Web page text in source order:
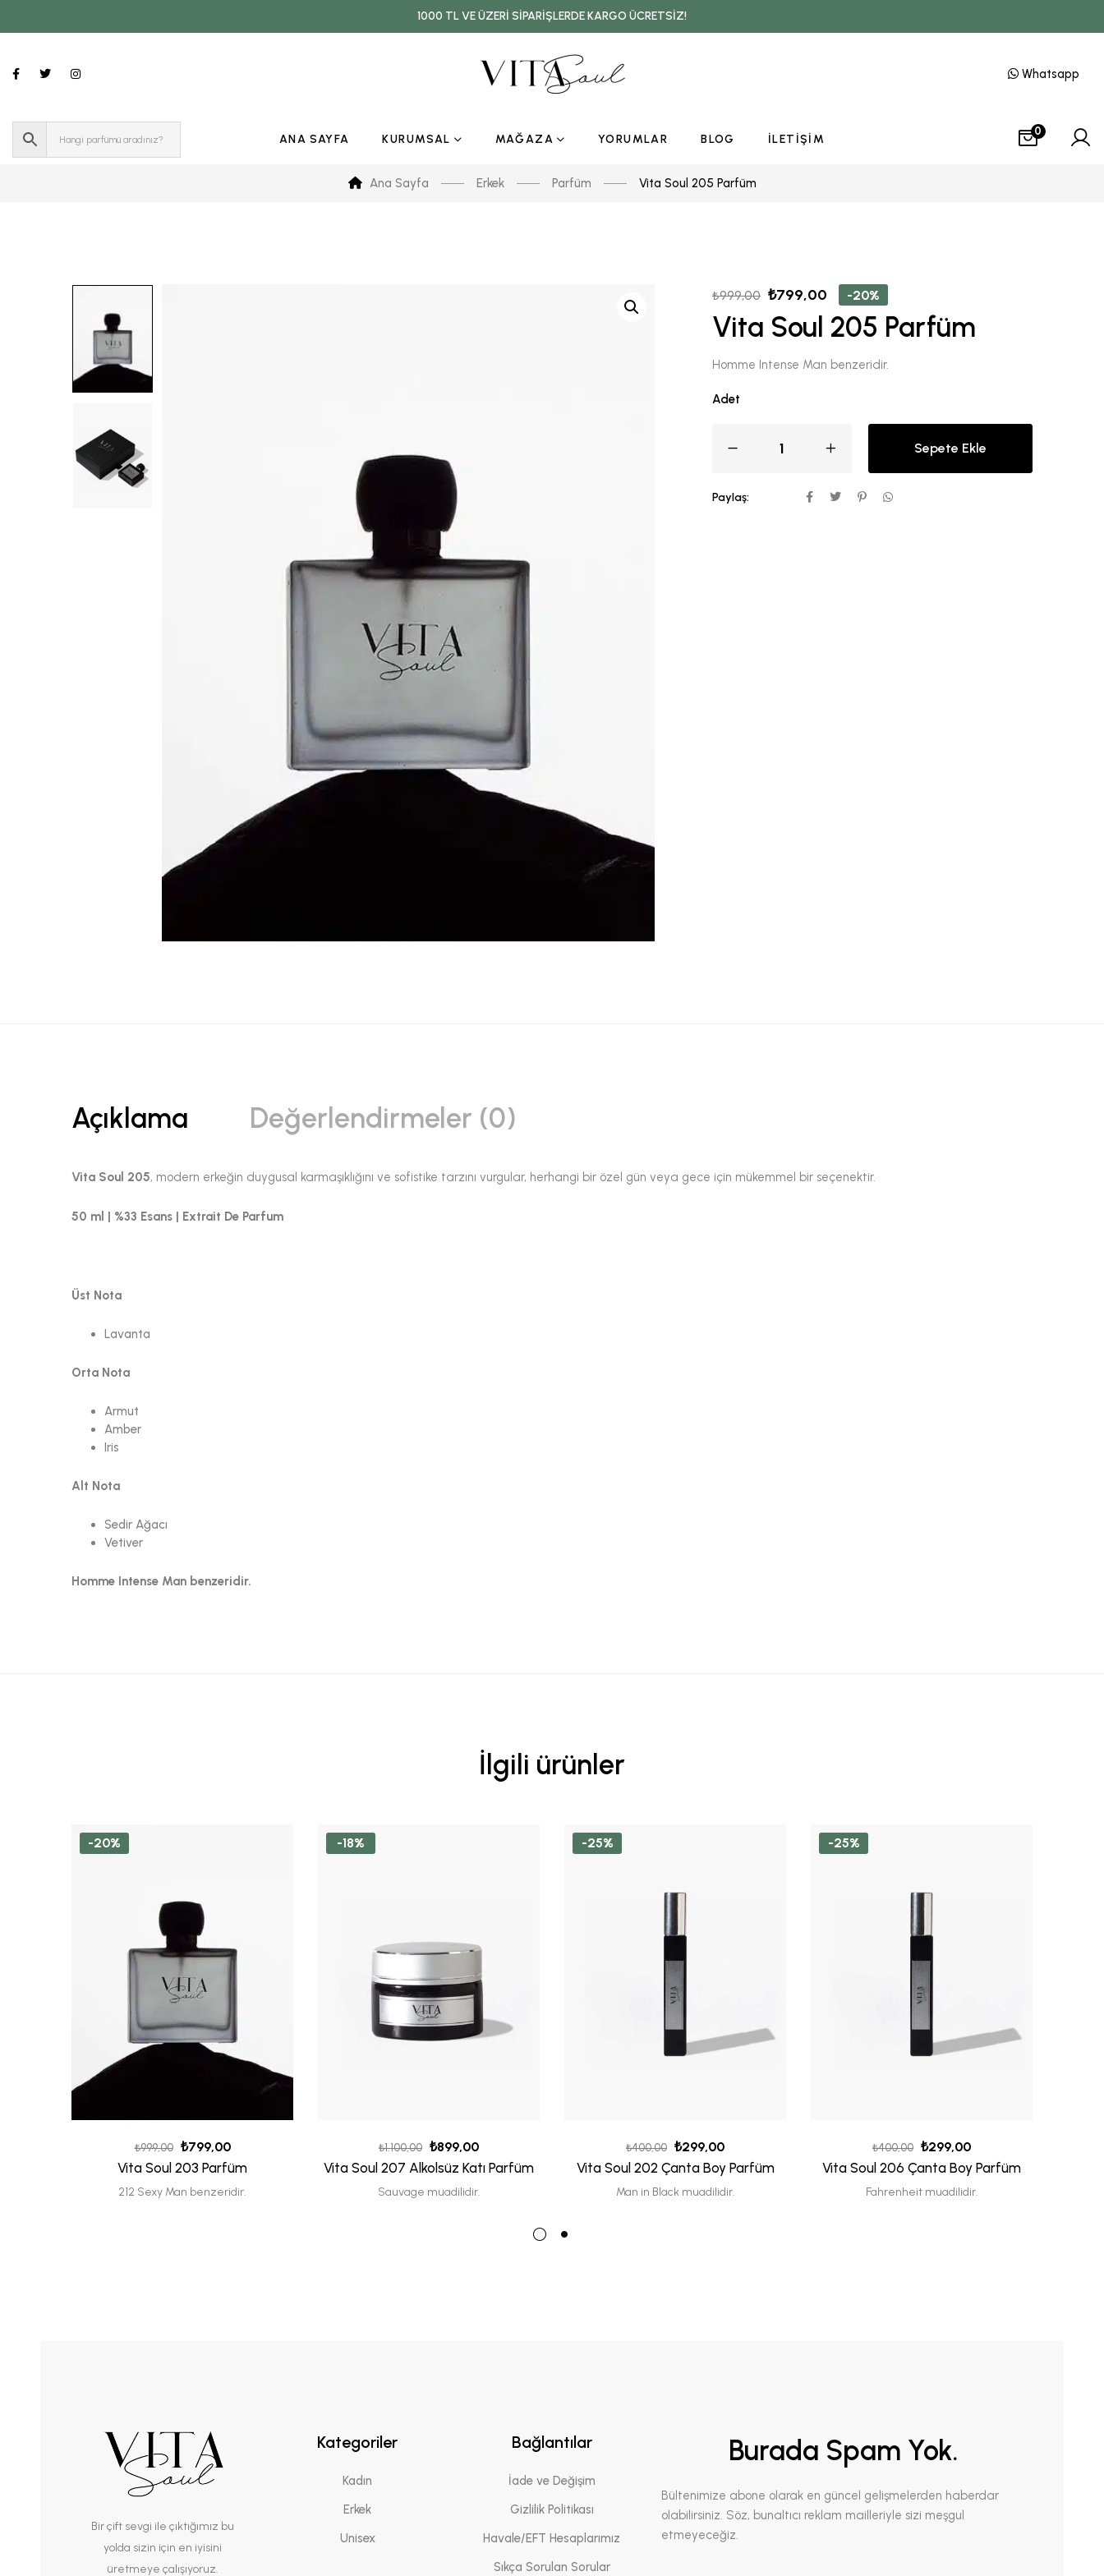
1000 TL VE ÜZERI SIPARIŞLERDE KARGO ÜCRETSIZ!
Whatsapp
ANA SAYFA KURUMSAL MAĞAZA YORUMLAR BLOG İLETIŞIM
0
Ana Sayfa Erkek Parfüm Vita Soul 205 Parfüm
₺999,00 ₺799,00 -20%
Vita Soul 205 Parfüm
Homme Intense Man benzeridir.
Adet
Sepete Ekle
Paylaş:
Açıklama Değerlendirmeler (0)
Vita Soul 205, modern erkeğin duygusal karmaşıklığını ve sofistike tarzını vurgular, herhangi bir özel gün veya gece için mükemmel bir seçenektir.
50 ml | %33 Esans | Extrait De Parfum
Üst Nota
Lavanta
Orta Nota
Armut
Amber
Iris
Alt Nota
Sedir Ağacı
Vetiver
Homme Intense Man benzeridir.
İlgili ürünler
-20%
₺999,00 ₺799,00
Vita Soul 203 Parfüm
212 Sexy Man benzeridir.
-18%
₺1.100,00 ₺899,00
Vita Soul 207 Alkolsüz Katı Parfüm
Sauvage muadilidir.
-25%
₺400,00 ₺299,00
Vita Soul 202 Çanta Boy Parfüm
Man in Black muadilidir.
-25%
₺400,00 ₺299,00
Vita Soul 206 Çanta Boy Parfüm
Fahrenheit muadilidir.
Bir çift sevgi ile çıktığımız bu
yolda sizin için en iyisini
üretmeye çalışıyoruz.
Kategoriler
Kadın
Erkek
Unisex
Bağlantılar
İade ve Değişim
Gizlilik Politikası
Havale/EFT Hesaplarımız
Sıkça Sorulan Sorular
Burada Spam Yok.
Bültenimize abone olarak en güncel gelişmelerden haberdar
olabilirsiniz. Söz, bunaltıcı reklam mailleriyle sizi meşgul
etmeyeceğiz.